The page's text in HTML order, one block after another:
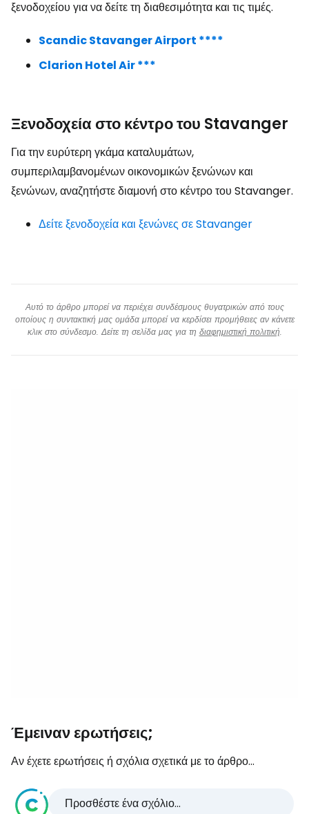
ξενοδοχείου για να δείτε τη διαθεσιμότητα και τις τιμές.
Scandic Stavanger Airport ****
Clarion Hotel Air ***
Ξενοδοχεία στο κέντρο του Stavanger
Για την ευρύτερη γκάμα καταλυμάτων,
συμπεριλαμβανομένων οικονομικών ξενώνων και
ξενώνων, αναζητήστε διαμονή στο κέντρο του Stavanger.
Δείτε ξενοδοχεία και ξενώνες σε Stavanger
Αυτό το άρθρο μπορεί να περιέχει συνδέσμους θυγατρικών από τους
οποίους η συντακτική μας ομάδα μπορεί να κερδίσει προμήθειες αν κάνετε
κλικ στο σύνδεσμο. Δείτε τη σελίδα μας για τη διαφημιστική πολιτική.
Έμειναν ερωτήσεις;
Αν έχετε ερωτήσεις ή σχόλια σχετικά με το άρθρο...
Προσθέστε ένα σχόλιο...